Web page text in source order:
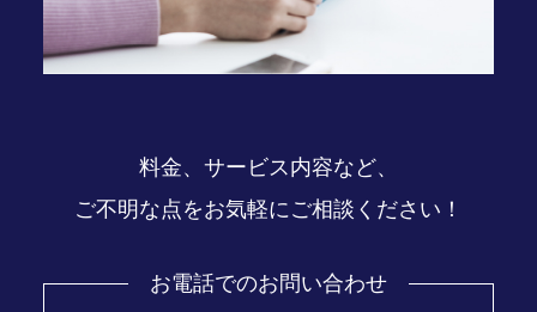
料金、サービス内容など、
ご不明な点をお気軽にご相談ください！
お電話でのお問い合わせ